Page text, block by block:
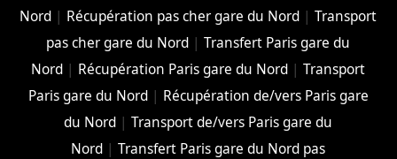
Nord | Récupération pas cher gare du Nord |Transport
pas cher gare du Nord |Transfert Paris gare du
Nord | Récupération Paris gare du Nord |Transport
Paris gare du Nord| Récupération de/vers Paris gare
du Nord |Transport de/vers Paris gare du
Nord |Transfert Paris gare du Nord pas